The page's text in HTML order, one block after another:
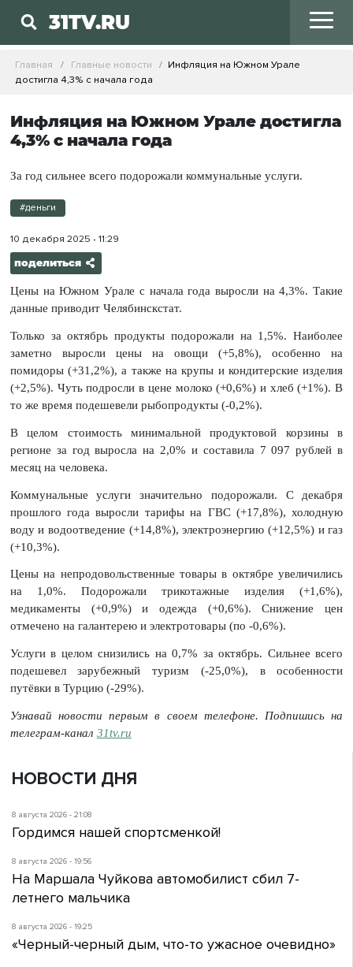
31TV.RU
Главная Главные новости
Инфляция на Южном Урале
достигла 4,3% с начала года
Инфляция на Южном Урале достигла
4,3% с начала года
За год сильнее всего подорожали коммунальные услуги.
#деньги
10 декабря 2025 - 11:29
поделиться
Цены на Южном Урале с начала года выросли на 4,3%. Такие
данные приводит Челябинскстат.
Только за октябрь продукты подорожали на 1,5%. Наиболее
заметно выросли цены на овощи (+5,8%), особенно на
помидоры (+31,2%), а также на крупы и кондитерские изделия
(+2,5%). Чуть подросли в цене молоко (+0,6%) и хлеб (+1%). В
то же время подешевели рыбопродукты (-0,2%).
В целом стоимость минимальной продуктовой корзины в
регионе за год выросла на 2,0% и составила 7 097 рублей в
месяц на человека.
Коммунальные услуги значительно подорожали. С декабря
прошлого года выросли тарифы на ГВС (+17,8%), холодную
воду и водоотведение (+14,8%), электроэнергию (+12,5%) и газ
(+10,3%).
Цены на непродовольственные товары в октябре увеличились
на 1,0%. Подорожали трикотажные изделия (+1,6%),
медикаменты (+0,9%) и одежда (+0,6%). Снижение цен
отмечено на галантерею и электротовары (по -0,6%).
Услуги в целом снизились на 0,7% за октябрь. Сильнее всего
подешевел зарубежный туризм (-25,0%), в особенности
путёвки в Турцию (-29%).
Узнавай новости первым в своем телефоне. Подпишись на
телеграм-канал 31tv.ru
НОВОСТИ ДНЯ
8 августа 2026 - 21:08
Гордимся нашей спортсменкой!
8 августа 2026 - 19:56
На Маршала Чуйкова автомобилист сбил 7-
летнего мальчика
8 августа 2026 - 19:25
«Черный-черный дым, что-то ужасное очевидно»